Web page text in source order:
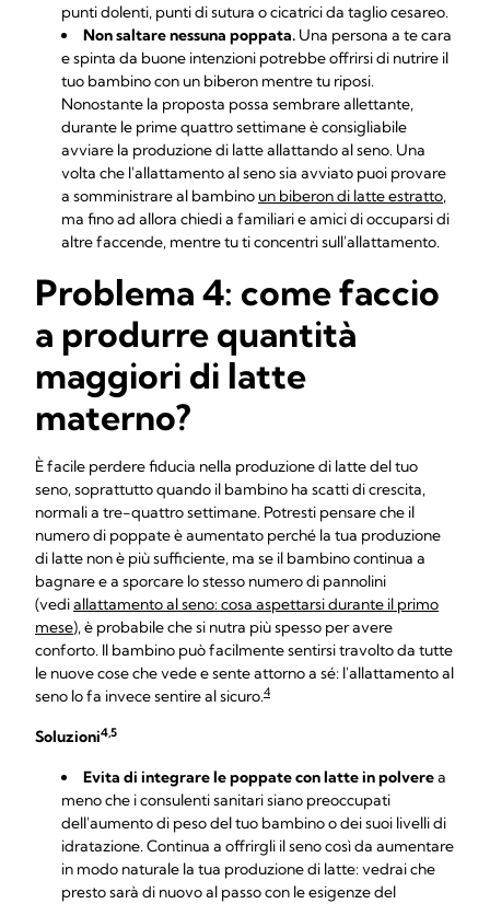
punti dolenti, punti di sutura o cicatrici da taglio cesareo.
Non saltare nessuna poppata. Una persona a te cara
e spinta da buone intenzioni potrebbe offrirsi di nutrire il
tuo bambino con un biberon mentre tu riposi.
Nonostante la proposta possa sembrare allettante,
durante le prime quattro settimane è consigliabile
avviare la produzione di latte allattando al seno. Una
volta che l'allattamento al seno sia avviato puoi provare
a somministrare al bambino un biberon di latte estratto,
ma fino ad allora chiedi a familiari e amici di occuparsi di
altre faccende, mentre tu ti concentri sull'allattamento.
Problema 4: come faccio
a produrre quantità
maggiori di latte
materno?
È facile perdere fiducia nella produzione di latte del tuo
seno, soprattutto quando il bambino ha scatti di crescita,
normali a tre-quattro settimane. Potresti pensare che il
numero di poppate è aumentato perché la tua produzione
di latte non è più sufficiente, ma se il bambino continua a
bagnare e a sporcare lo stesso numero di pannolini
(vediallattamento al seno: cosa aspettarsi durante il primo
mese), è probabile che si nutra più spesso per avere
conforto. Il bambino può facilmente sentirsi travolto da tutte
le nuove cose che vede e sente attorno a sé: l'allattamento al
seno lo fa invece sentire al sicuro.4
Soluzioni4,5
Evita di integrare le poppate con latte in polverea
meno che i consulenti sanitari siano preoccupati
dell'aumento di peso del tuo bambino o dei suoi livelli di
idratazione. Continua a offrirgli il seno così da aumentare
in modo naturale la tua produzione di latte: vedrai che
presto sarà di nuovo al passo con le esigenze del